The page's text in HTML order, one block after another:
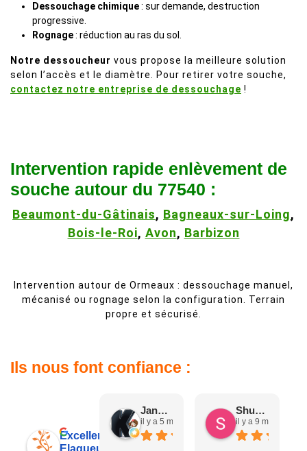
Dessouchage chimique: sur demande, destruction
progressive.
Rognage: réduction au ras du sol.
Notre dessoucheur vous propose la meilleure solution
selon l’accès et le diamètre. Pour retirer votre souche,
contactez notre entreprise de dessouchage !
Intervention rapide enlèvement de
souche autour du 77540 :
Beaumont-du-Gâtinais, Bagneaux-sur-Loing,
Bois-le-Roi, Avon, Barbizon
Intervention autour de Ormeaux : dessouchage manuel,
mécanisé ou rognage selon la configuration. Terrain
propre et sécurisé.
Ils nous font confiance :
Excellent
Elagueur 77
Jane D.
il y a 5 mois
Shuang & Jean K.
il y a 9 mois